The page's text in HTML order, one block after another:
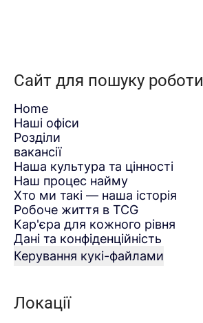
Сайт для пошуку роботи
Home
Наші офіси
Розділи
вакансії
Наша культура та цінності
Наш процес найму
Хто ми такі — наша історія
Робоче життя в TCG
Кар'єра для кожного рівня
Дані та конфіденційність
Керування кукі-файлами
Локації